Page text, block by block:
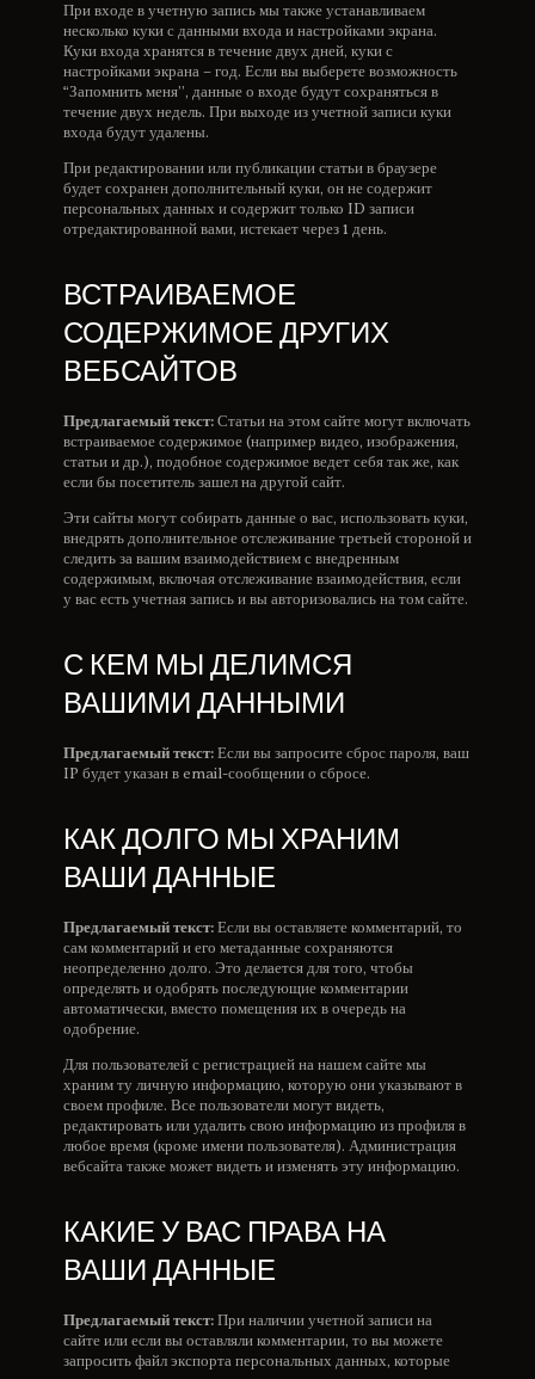
При входе в учетную запись мы также устанавливаем
несколько куки с данными входа и настройками экрана.
Куки входа хранятся в течение двух дней, куки с
настройками экрана – год. Если вы выберете возможность
“Запомнить меня”, данные о входе будут сохраняться в
течение двух недель. При выходе из учетной записи куки
входа будут удалены.
При редактировании или публикации статьи в браузере
будет сохранен дополнительный куки, он не содержит
персональных данных и содержит только ID записи
отредактированной вами, истекает через 1 день.
ВСТРАИВАЕМОЕ
СОДЕРЖИМОЕ ДРУГИХ
ВЕБСАЙТОВ
Предлагаемый текст: Статьи на этом сайте могут включать
встраиваемое содержимое (например видео, изображения,
статьи и др.), подобное содержимое ведет себя так же, как
если бы посетитель зашел на другой сайт.
Эти сайты могут собирать данные о вас, использовать куки,
внедрять дополнительное отслеживание третьей стороной и
следить за вашим взаимодействием с внедренным
содержимым, включая отслеживание взаимодействия, если
у вас есть учетная запись и вы авторизовались на том сайте.
С КЕМ МЫ ДЕЛИМСЯ
ВАШИМИ ДАННЫМИ
Предлагаемый текст: Если вы запросите сброс пароля, ваш
IP будет указан в email-сообщении о сбросе.
КАК ДОЛГО МЫ ХРАНИМ
ВАШИ ДАННЫЕ
Предлагаемый текст: Если вы оставляете комментарий, то
сам комментарий и его метаданные сохраняются
неопределенно долго. Это делается для того, чтобы
определять и одобрять последующие комментарии
автоматически, вместо помещения их в очередь на
одобрение.
Для пользователей с регистрацией на нашем сайте мы
храним ту личную информацию, которую они указывают в
своем профиле. Все пользователи могут видеть,
редактировать или удалить свою информацию из профиля в
любое время (кроме имени пользователя). Администрация
вебсайта также может видеть и изменять эту информацию.
КАКИЕ У ВАС ПРАВА НА
ВАШИ ДАННЫЕ
Предлагаемый текст: При наличии учетной записи на
сайте или если вы оставляли комментарии, то вы можете
запросить файл экспорта персональных данных, которые